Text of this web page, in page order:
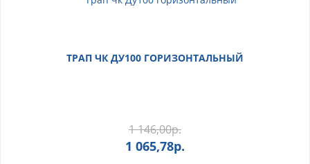
ТРАП ЧК ДУ100 ГОРИЗОНТАЛЬНЫЙ
1 146,00р.
1 065,78р.